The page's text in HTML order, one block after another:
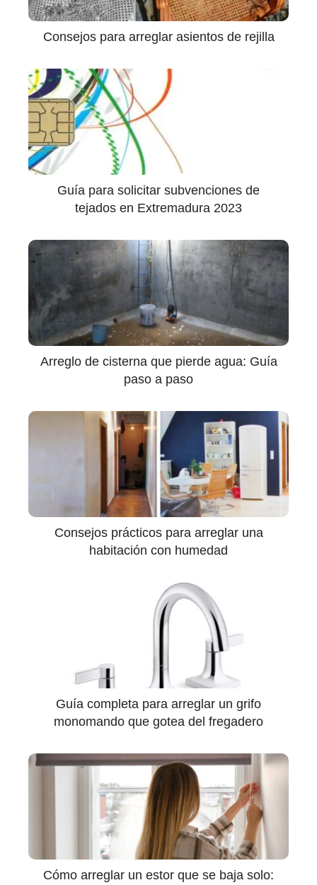
Consejos para arreglar asientos de rejilla
Guía para solicitar subvenciones de
tejados en Extremadura 2023
Arreglo de cisterna que pierde agua: Guía
paso a paso
Consejos prácticos para arreglar una
habitación con humedad
Guía completa para arreglar un grifo
monomando que gotea del fregadero
Cómo arreglar un estor que se baja solo: